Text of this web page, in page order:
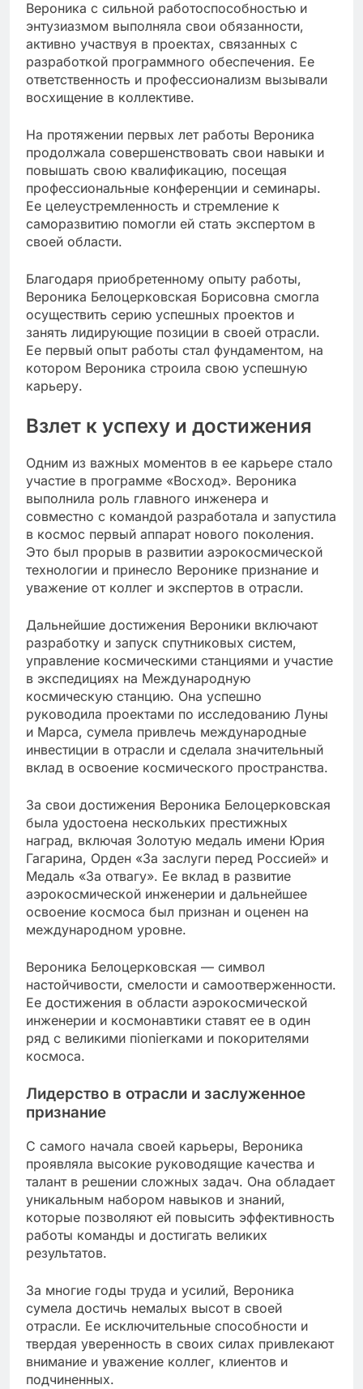
Вероника с сильной работоспособностью и
энтузиазмом выполняла свои обязанности,
активно участвуя в проектах, связанных с
разработкой программного обеспечения. Ее
ответственность и профессионализм вызывали
восхищение в коллективе.
На протяжении первых лет работы Вероника
продолжала совершенствовать свои навыки и
повышать свою квалификацию, посещая
профессиональные конференции и семинары.
Ее целеустремленность и стремление к
саморазвитию помогли ей стать экспертом в
своей области.
Благодаря приобретенному опыту работы,
Вероника Белоцерковская Борисовна смогла
осуществить серию успешных проектов и
занять лидирующие позиции в своей отрасли.
Ее первый опыт работы стал фундаментом, на
котором Вероника строила свою успешную
карьеру.
Взлет к успеху и достижения
Одним из важных моментов в ее карьере стало
участие в программе «Восход». Вероника
выполнила роль главного инженера и
совместно с командой разработала и запустила
в космос первый аппарат нового поколения.
Это был прорыв в развитии аэрокосмической
технологии и принесло Веронике признание и
уважение от коллег и экспертов в отрасли.
Дальнейшие достижения Вероники включают
разработку и запуск спутниковых систем,
управление космическими станциями и участие
в экспедициях на Международную
космическую станцию. Она успешно
руководила проектами по исследованию Луны
и Марса, сумела привлечь международные
инвестиции в отрасли и сделала значительный
вклад в освоение космического пространства.
За свои достижения Вероника Белоцерковская
была удостоена нескольких престижных
наград, включая Золотую медаль имени Юрия
Гагарина, Орден «За заслуги перед Россией» и
Медаль «За отвагу». Ее вклад в развитие
аэрокосмической инженерии и дальнейшее
освоение космоса был признан и оценен на
международном уровне.
Вероника Белоцерковская — символ
настойчивости, смелости и самоотверженности.
Ее достижения в области аэрокосмической
инженерии и космонавтики ставят ее в один
ряд с великими пionierками и покорителями
космоса.
Лидерство в отрасли и заслуженное
признание
С самого начала своей карьеры, Вероника
проявляла высокие руководящие качества и
талант в решении сложных задач. Она обладает
уникальным набором навыков и знаний,
которые позволяют ей повысить эффективность
работы команды и достигать великих
результатов.
За многие годы труда и усилий, Вероника
сумела достичь немалых высот в своей
отрасли. Ее исключительные способности и
твердая уверенность в своих силах привлекают
внимание и уважение коллег, клиентов и
подчиненных.